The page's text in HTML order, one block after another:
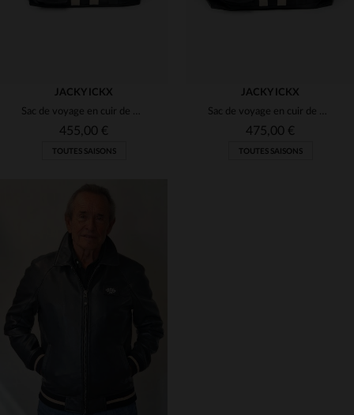
(1)
JACKY ICKX
Sac de voyage en cuir de mouton 48H bleu marine Jacky Ickx
455,00 €
TOUTES SAISONS
JACKY ICKX
Sac de voyage en cuir de mouton 72H bleu marine Jacky Ickx
475,00 €
TOUTES SAISONS